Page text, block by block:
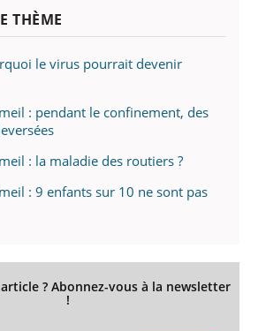
THÈME
le virus pourrait devenir
: pendant le confinement, des
: la maladie des routiers ?
: 9 enfants sur 10 ne sont pas
? Abonnez-vous à la newsletter
!